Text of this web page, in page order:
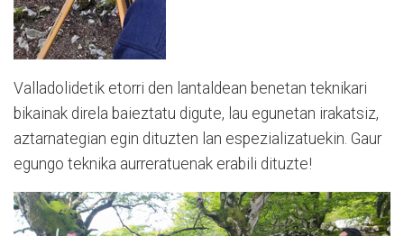
Valladolidetik etorri den lantaldean benetan teknikari
bikainak direla baieztatu digute, lau egunetan irakatsiz,
aztarnategian egin dituzten lan espezializatuekin. Gaur
egungo teknika aurreratuenak erabili dituzte!